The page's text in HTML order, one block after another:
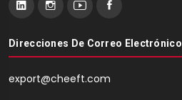
Direcciones De Correo Electrónico
export@cheeft.com